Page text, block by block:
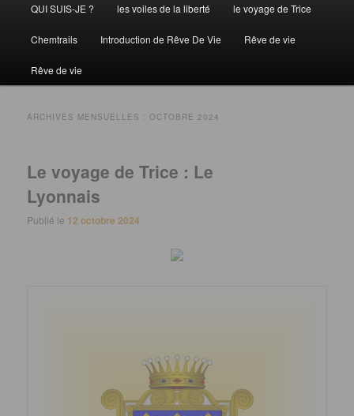
principal
QUI SUIS-JE ? les voiles de la liberté le voyage de Trice
Chemtrails Introduction de Rêve De Vie Rêve de vie
Rêve de vie
ARCHIVES MENSUELLES :OCTOBRE 2024
Le voyage de Trice : Le
Lyonnais
Publié le 12 octobre 2024